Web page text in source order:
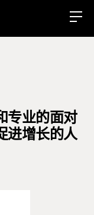
专业的面对
进增长的人